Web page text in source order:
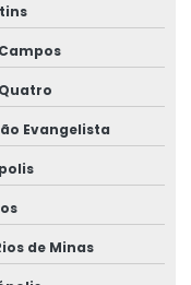
Altura
Evangelista
de Minas